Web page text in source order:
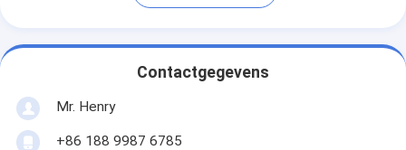
Contactgegevens
Mr. Henry
+86 188 9987 6785